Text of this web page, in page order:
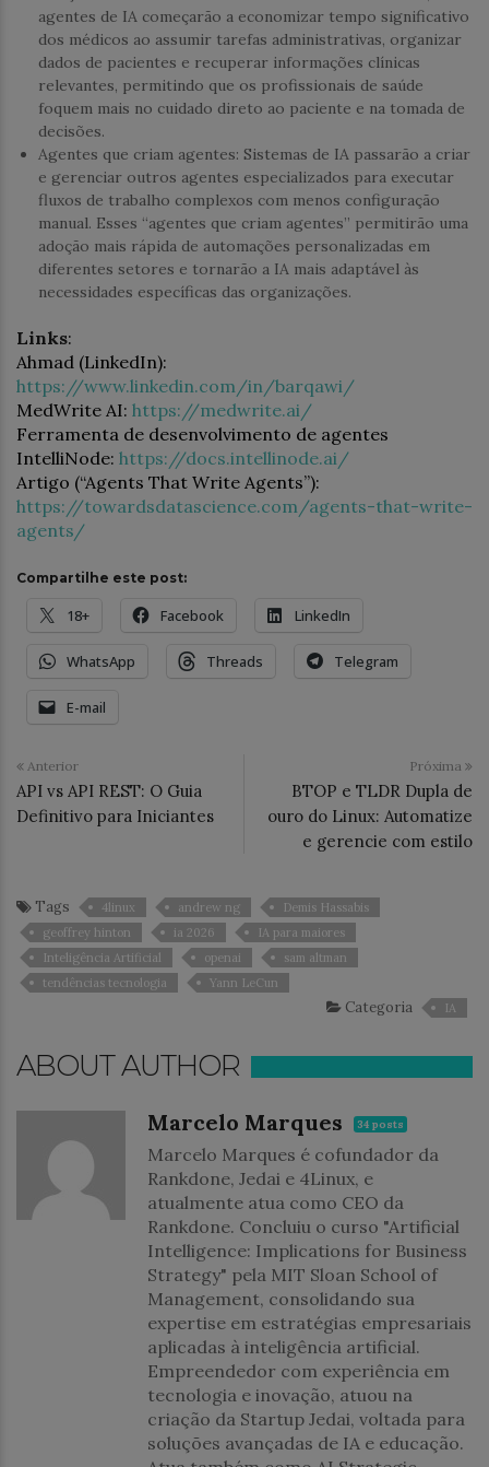
agentes de IA começarão a economizar tempo significativo
dos médicos ao assumir tarefas administrativas, organizar
dados de pacientes e recuperar informações clínicas
relevantes, permitindo que os profissionais de saúde
foquem mais no cuidado direto ao paciente e na tomada de
decisões.
Agentes que criam agentes: Sistemas de IA passarão a criar
e gerenciar outros agentes especializados para executar
fluxos de trabalho complexos com menos configuração
manual. Esses “agentes que criam agentes” permitirão uma
adoção mais rápida de automações personalizadas em
diferentes setores e tornarão a IA mais adaptável às
necessidades específicas das organizações.
Links:
Ahmad (LinkedIn):
https://www.linkedin.com/in/barqawi/
MedWrite AI: https://medwrite.ai/
Ferramenta de desenvolvimento de agentes
IntelliNode: https://docs.intellinode.ai/
Artigo (“Agents That Write Agents”):
https://towardsdatascience.com/agents-that-write-
agents/
Compartilhe este post:
18+ Facebook LinkedIn
WhatsApp Threads Telegram
E-mail
Anterior
API vs API REST: O Guia
Definitivo para Iniciantes
Próxima
BTOP e TLDR Dupla de
ouro do Linux: Automatize
e gerencie com estilo
Tags 4linux andrew ng
Demis Hassabis
geoffrey hinton
ia 2026
IA para maiores
Inteligência Artificial
openai
sam altman
tendências tecnologia
Yann LeCun
Categoria IA
ABOUT AUTHOR
Marcelo Marques 34 posts
Marcelo Marques é cofundador da
Rankdone, Jedai e 4Linux, e
atualmente atua como CEO da
Rankdone. Concluiu o curso "Artificial
Intelligence: Implications for Business
Strategy" pela MIT Sloan School of
Management, consolidando sua
expertise em estratégias empresariais
aplicadas à inteligência artificial.
Empreendedor com experiência em
tecnologia e inovação, atuou na
criação da Startup Jedai, voltada para
soluções avançadas de IA e educação.